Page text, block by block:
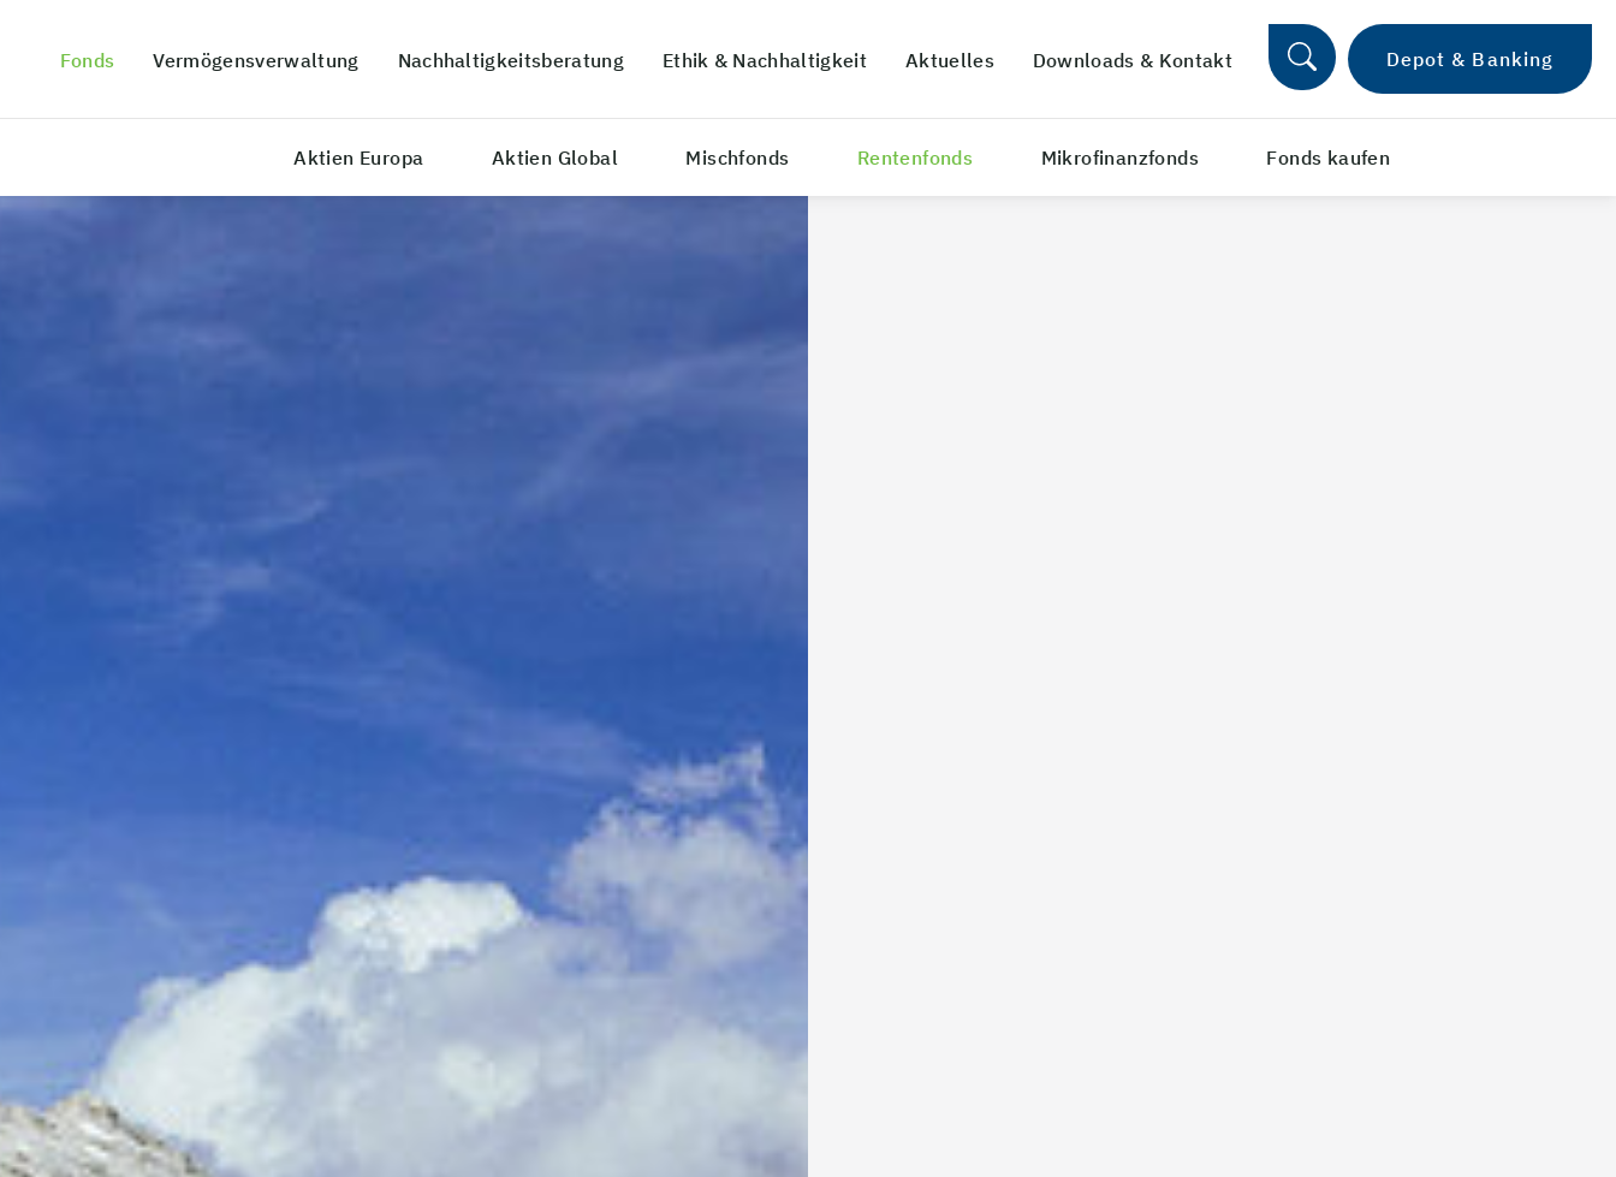
Fonds Vermögensverwaltung Nachhaltigkeitsberatung Ethik & Nachhaltigkeit Aktuelles Downloads & Kontakt Depot & Banking
Aktien Europa Aktien Global Mischfonds Rentenfonds Mikrofinanzfonds Fonds kaufen